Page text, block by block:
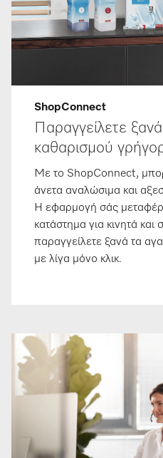
ShopConnect
Παραγγείλετε
καθαρισμού
Με το ShopConnect,
άνετα αναλώσιμα και
Η εφαρμογή σάς
κατάστημα για κινητά και
παραγγείλετε ξανά τα
με λίγα μόνο κλικ.